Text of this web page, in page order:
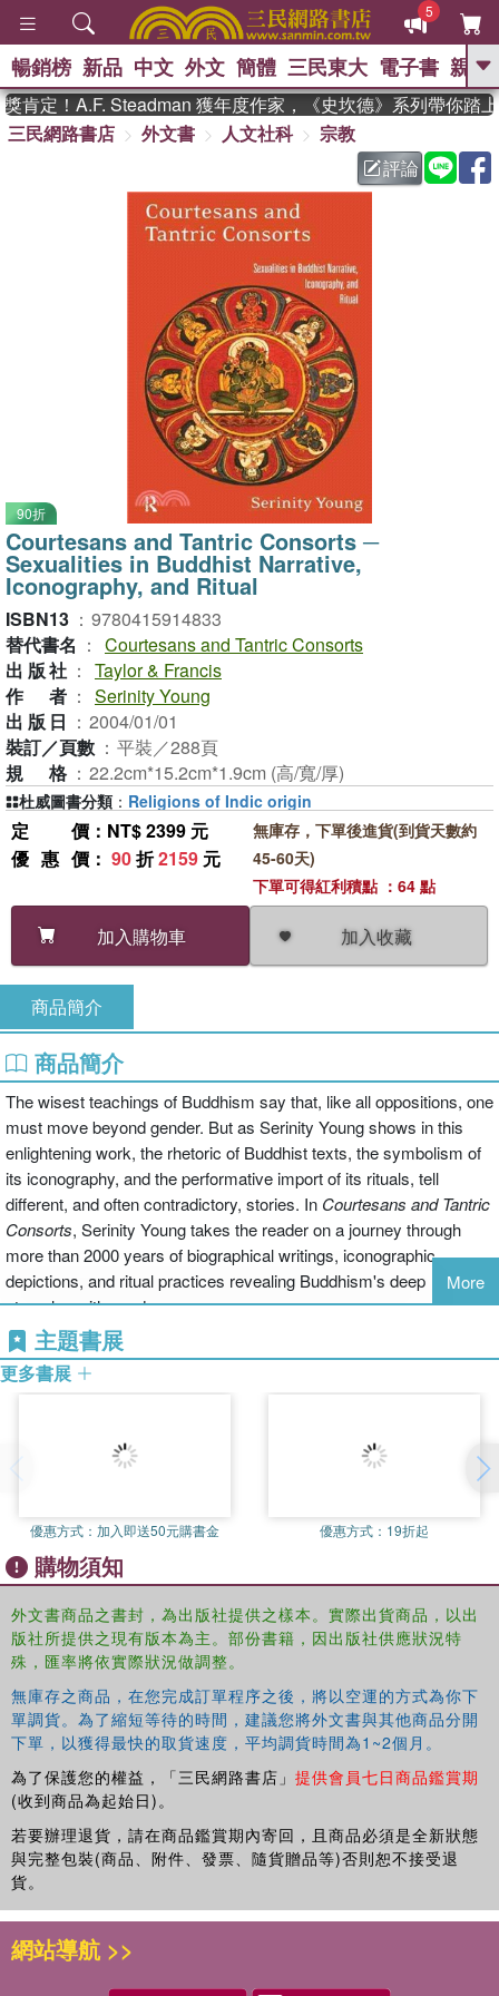
5
GO
熱搜： 東野圭吾 、
父親節 、 如果歷
暑期推薦 、 國際布克
獎 臺灣漫遊錄
登輝時代 、 數學女孩：黎曼猜想
暢銷榜 新品 中文 外文 簡體 三民東大 電子書 親子
定！A.F. Steadman 獲年度作家，《史坎德》系列帶你踏上
三民網路書店
外文書 人文社科
宗教
評論
90折
Courtesans and Tantric Consorts ─
Sexualities in Buddhist Narrative,
Iconography, and Ritual
ISBN13 ： 9780415914833
替代書名 ： Courtesans and Tantric Consorts
出版社 ： Taylor & Francis
作者 ： Serinity Young
出版日 ： 2004/01/01
裝訂／頁數 ： 平裝／288頁
規格 ： 22.2cm*15.2cm*1.9cm (高/寬/厚)
定價 ：NT$ 2399 元
優惠價 ： 90折2159 元
加入購物車 加入收藏
無庫存，下單後進貨(到貨天數約
45-60天)
下單可得紅利積點 ：64 點
杜威圖書分類 ： Religions of Indic origin
商品簡介
商品簡介
The wisest teachings of Buddhism say that, like all oppositions, one
must move beyond gender. But as Serinity Young shows in this
enlightening work, the rhetoric of Buddhist texts, the symbolism of
its iconography, and the performative import of its rituals, tell
different, and often contradictory, stories. In Courtesans and Tantric
Consorts, Serinity Young takes the reader on a journey through
more than 2000 years of biographical writings, iconographic
depictions, and ritual practices revealing Buddhism's deep
struggles with gender.
Juxtaposing empowering images of women with their textual
repudiation, beginning with the Buddha himself who abandoned his
wife; tantric courtesans who are considered necessary to male
heavens; Serinity Young draws on a vast range of sources to
More
主題書展
更多書展
優惠方式： 加入即送50元購書金 優惠方式： 19折起
購物須知
外文書商品之書封，為出版社提供之樣本。實際出貨商品，以出
版社所提供之現有版本為主。部份書籍，因出版社供應狀況特
殊，匯率將依實際狀況做調整。
無庫存之商品，在您完成訂單程序之後，將以空運的方式為你下
單調貨。為了縮短等待的時間，建議您將外文書與其他商品分開
下單，以獲得最快的取貨速度，平均調貨時間為1~2個月。
為了保護您的權益，「三民網路書店」 提供會員七日商品鑑賞期
(收到商品為起始日)。
若要辦理退貨，請在商品鑑賞期內寄回，且商品必須是全新狀態
與完整包裝(商品、附件、發票、隨貨贈品等)否則恕不接受退
貨。
網站導航 >>